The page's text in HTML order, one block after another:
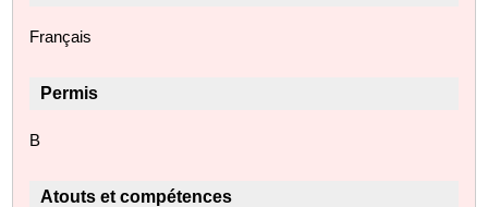
Français
Permis
B
Atouts et compétences